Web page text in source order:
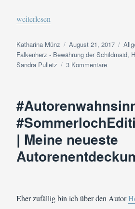
„#Autorenwahnsinn
weiterlesen
Autor
Katharina Münz
Veröffentlicht
am
August 21, 2017
Falkenherz - Bewährung der Schildmaid,
Sandra Pulletz
3 Kommentarezu
21
Pause
&
| Meine neueste
Eher zufällig bin ich über den Autor